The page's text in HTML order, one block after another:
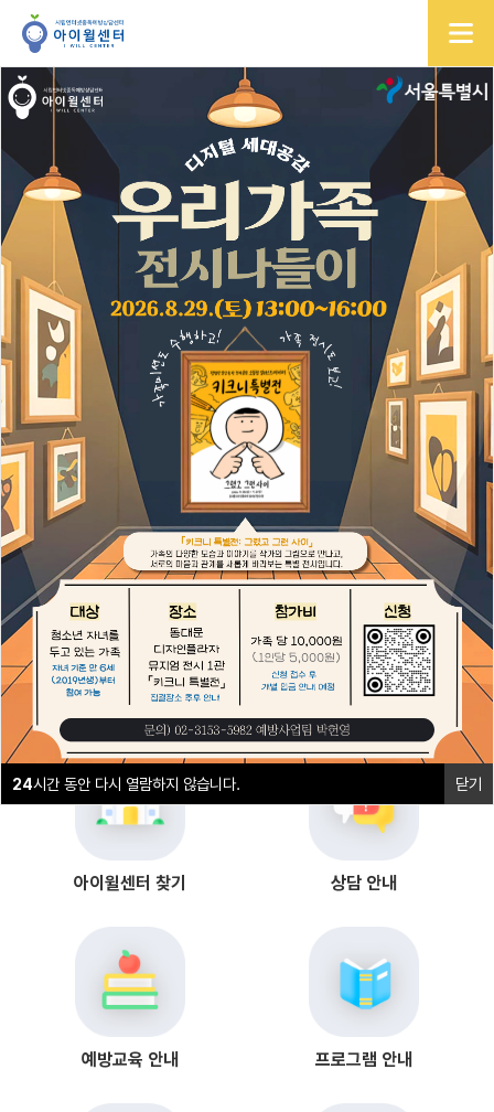
24시간 동안 다시 열람하지 않습니다. 닫기
24시간 동안 다시 열람하지 않습니다. 닫기
1 2
아이윌센터 찾기 상담 안내
예방교육 안내 프로그램 안내